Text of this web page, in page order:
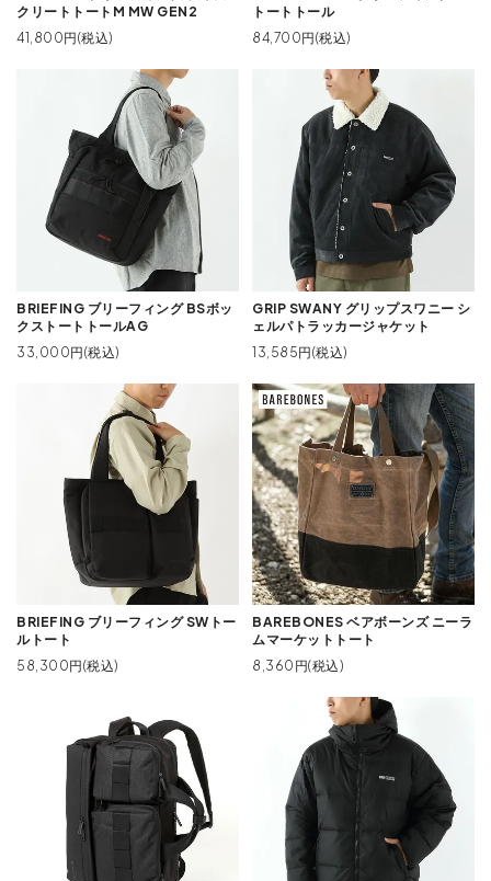
クリートトートM MW GEN2
41,800円(税込)
トートトール
84,700円(税込)
BRIEFING ブリーフィング BSボッ
クストートトールAG
33,000円(税込)
GRIP SWANY グリップスワニー シ
ェルパトラッカージャケット
13,585円(税込)
BRIEFING ブリーフィング SWトー
ルトート
58,300円(税込)
BAREBONES ベアボーンズ ニーラ
ムマーケットトート
8,360円(税込)